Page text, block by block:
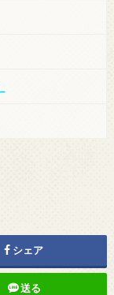
シェア
送る